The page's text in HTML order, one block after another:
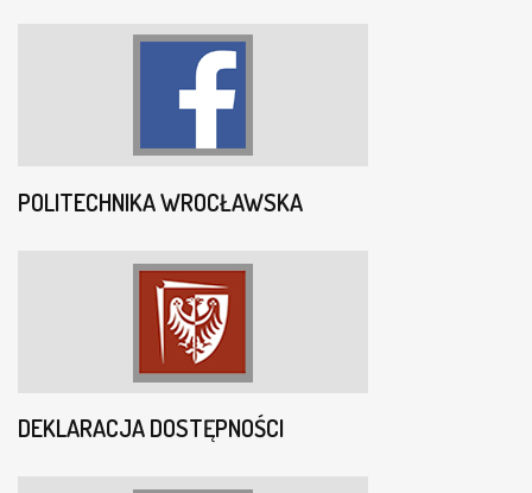
POLITECHNIKA WROCŁAWSKA
DEKLARACJA DOSTĘPNOŚCI